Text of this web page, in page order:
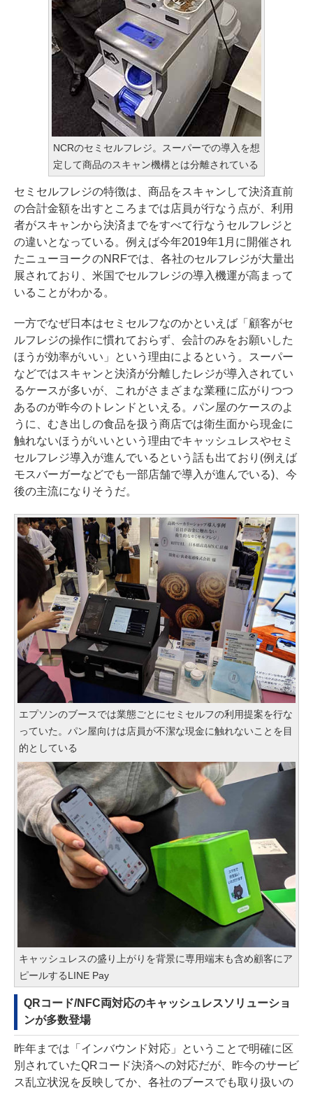
NCRのセミセルフレジ。スーパーでの導入を想
定して商品のスキャン機構とは分離されている
セミセルフレジの特徴は、商品をスキャンして決済直前
の合計金額を出すところまでは店員が行なう点が、利用
者がスキャンから決済までをすべて行なうセルフレジと
の違いとなっている。例えば今年2019年1月に開催され
たニューヨークのNRFでは、各社のセルフレジが大量出
展されており、米国でセルフレジの導入機運が高まって
いることがわかる。
一方でなぜ日本はセミセルフなのかといえば「顧客がセ
ルフレジの操作に慣れておらず、会計のみをお願いした
ほうが効率がいい」という理由によるという。スーパー
などではスキャンと決済が分離したレジが導入されてい
るケースが多いが、これがさまざまな業種に広がりつつ
あるのが昨今のトレンドといえる。パン屋のケースのよ
うに、むき出しの食品を扱う商店では衛生面から現金に
触れないほうがいいという理由でキャッシュレスやセミ
セルフレジ導入が進んでいるという話も出ており(例えば
モスバーガーなどでも一部店舗で導入が進んでいる)、今
後の主流になりそうだ。
エプソンのブースでは業態ごとにセミセルフの利用提案を行な
っていた。パン屋向けは店員が不潔な現金に触れないことを目
的としている
キャッシュレスの盛り上がりを背景に専用端末も含め顧客にア
ピールするLINE Pay
QRコード/NFC両対応のキャッシュレスソリューショ
ンが多数登場
昨年までは「インバウンド対応」ということで明確に区
別されていたQRコード決済への対応だが、昨今のサービ
ス乱立状況を反映してか、各社のブースでも取り扱いの